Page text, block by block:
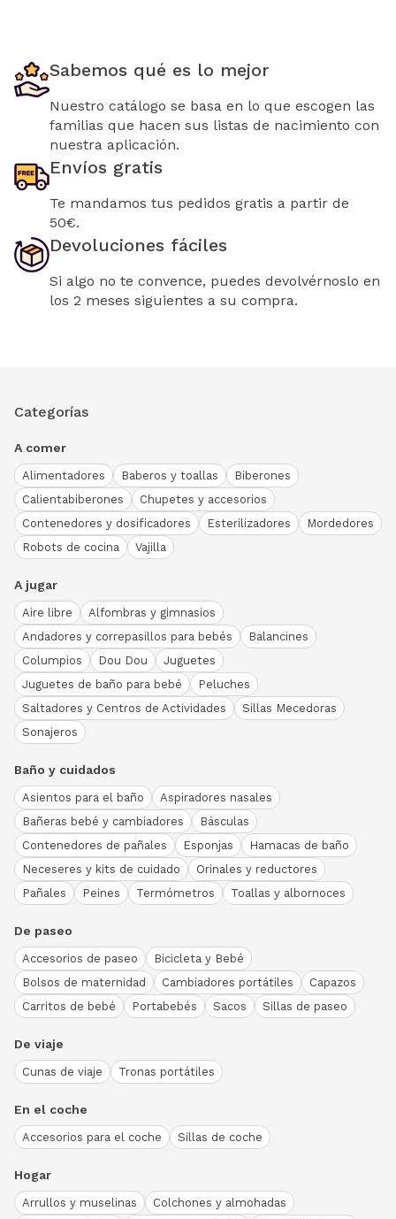
Sabemos qué es lo mejor
Nuestro catálogo se basa en lo que escogen las
familias que hacen sus listas de nacimiento con
nuestra aplicación.
Envíos gratis
Te mandamos tus pedidos gratis a partir de
50€.
Devoluciones fáciles
Si algo no te convence, puedes devolvérnoslo en
los 2 meses siguientes a su compra.
Categorías
A comer
Alimentadores Baberos y toallas
Biberones
Calientabiberones
Chupetes y accesorios
Contenedores y dosificadores
Esterilizadores
Mordedores
Robots de cocina
Vajilla
A jugar
Aire libre
Alfombras y gimnasios
Andadores y correpasillos para bebés
Balancines
Columpios
Dou Dou
Juguetes
Juguetes de baño para bebé
Peluches
Saltadores y Centros de Actividades
Sillas Mecedoras
Sonajeros
Baño y cuidados
Asientos para el baño
Aspiradores nasales
Bañeras bebé y cambiadores
Básculas
Contenedores de pañales
Esponjas
Hamacas de baño
Neceseres y kits de cuidado
Orinales y reductores
Pañales
Peines Termómetros Toallas y albornoces
De paseo
Accesorios de paseo
Bicicleta y Bebé
Bolsos de maternidad
Cambiadores portátiles
Capazos
Carritos de bebé
Portabebés Sacos Sillas de paseo
De viaje
Cunas de viaje Tronas portátiles
En el coche
Accesorios para el coche Sillas de coche
Hogar
Arrullos y muselinas
Colchones y almohadas